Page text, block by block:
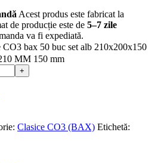
Acest produs este fabricat la
de producție este de 5–7 zile
va fi expediată.
bax 50 buc set alb 210x200x150
MM 150 mm
Clasice CO3 (BAX) Etichetă: